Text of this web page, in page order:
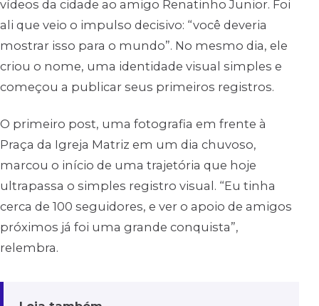
vídeos da cidade ao amigo Renatinho Junior. Foi
ali que veio o impulso decisivo: “você deveria
mostrar isso para o mundo”. No mesmo dia, ele
criou o nome, uma identidade visual simples e
começou a publicar seus primeiros registros.
O primeiro post, uma fotografia em frente à
Praça da Igreja Matriz em um dia chuvoso,
marcou o início de uma trajetória que hoje
ultrapassa o simples registro visual. “Eu tinha
cerca de 100 seguidores, e ver o apoio de amigos
próximos já foi uma grande conquista”,
relembra.